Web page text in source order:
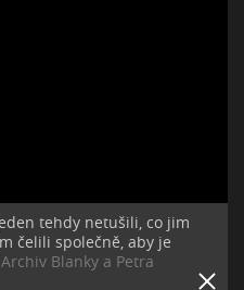
tehdy netušili, co jim
čelili společně, aby je
Archiv Blanky a Petra